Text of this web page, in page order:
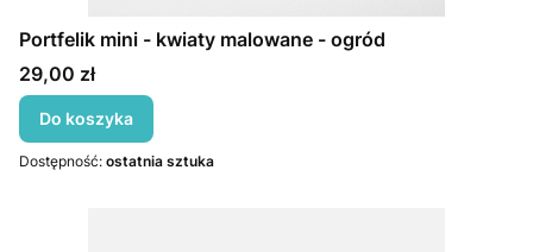
Portfelik mini - kwiaty malowane - ogród
Cena
29,00 zł
Do koszyka
Dostępność: ostatnia sztuka